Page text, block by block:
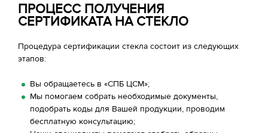
ПРОЦЕСС ПОЛУЧЕНИЯ
СЕРТИФИКАТА НА СТЕКЛО
Процедура сертификации стекла состоит из следующих
этапов:
Вы обращаетесь в «СПБ ЦСМ»;
Мы помогаем собрать необходимые документы,
подобрать коды для Вашей продукции, проводим
бесплатную консультацию;